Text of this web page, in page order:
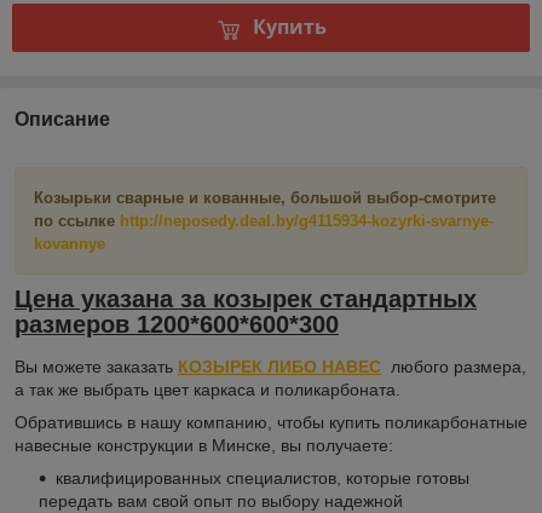
Купить
Описание
Козырьки сварные и кованные, большой выбор-смотрите
по ссылке http://neposedy.deal.by/g4115934-kozyrki-svarnye-
kovannye
Цена указана за козырек стандартных
размеров 1200*600*600*300
Вы можете заказать КОЗЫРЕК ЛИБО НАВЕС любого размера,
а так же выбрать цвет каркаса и поликарбоната.
Обратившись в нашу компанию, чтобы купить поликарбонатные
навесные конструкции в Минске, вы получаете:
квалифицированных специалистов, которые готовы
передать вам свой опыт по выбору надежной